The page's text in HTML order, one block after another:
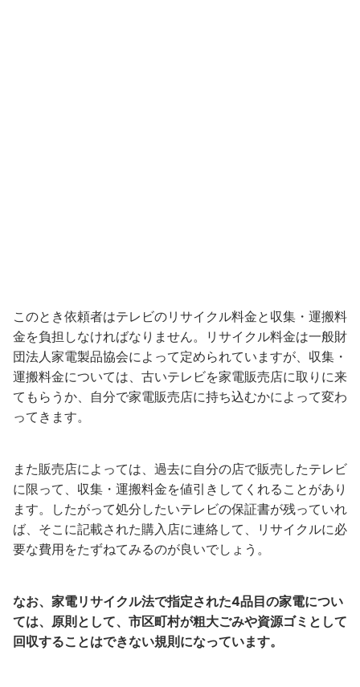
このとき依頼者はテレビのリサイクル料金と収集・運搬料
金を負担しなければなりません。リサイクル料金は一般財
団法人家電製品協会によって定められていますが、収集・
運搬料金については、古いテレビを家電販売店に取りに来
てもらうか、自分で家電販売店に持ち込むかによって変わ
ってきます。
また販売店によっては、過去に自分の店で販売したテレビ
に限って、収集・運搬料金を値引きしてくれることがあり
ます。したがって処分したいテレビの保証書が残っていれ
ば、そこに記載された購入店に連絡して、リサイクルに必
要な費用をたずねてみるのが良いでしょう。
なお、家電リサイクル法で指定された4品目の家電につい
ては、原則として、市区町村が粗大ごみや資源ゴミとして
回収することはできない規則になっています。